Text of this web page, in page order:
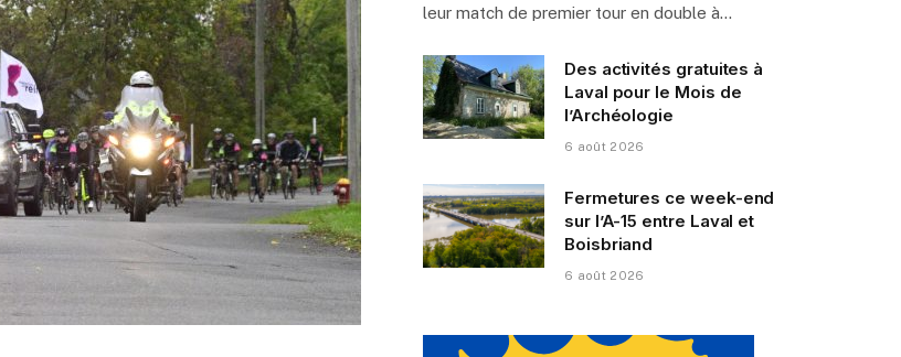
leur match de premier tour en double à…
Des activités gratuites à
Laval pour le Mois de
l’Archéologie
6 août 2026
Fermetures ce week-end
sur l’A-15 entre Laval et
Boisbriand
6 août 2026